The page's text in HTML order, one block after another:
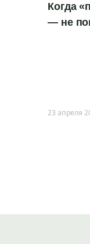
Когда
— не
23 апреля